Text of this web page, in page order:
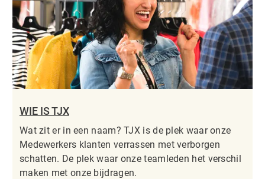
WIE IS TJX
Wat zit er in een naam? TJX is de plek waar onze
Medewerkers klanten verrassen met verborgen
schatten. De plek waar onze teamleden het verschil
maken met onze bijdragen.